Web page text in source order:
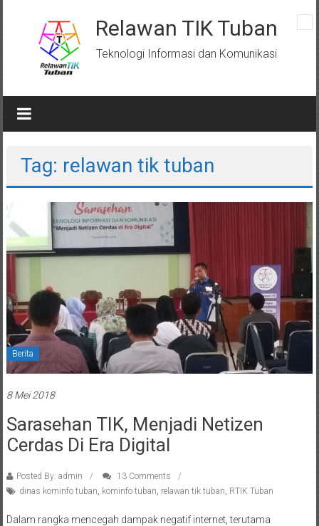
Relawan TIK Tuban
Teknologi Informasi dan Komunikasi
Tag: relawan tik tuban
Berita
8 Mei 2018
Sarasehan TIK, Menjadi Netizen
Cerdas Di Era Digital
Posted By: admin
13 Comments
dinas kominfo tuban kominfo tuban relawan tik tuban RTIK Tuban
Dalam rangka mencegah dampak negatif internet, terutama